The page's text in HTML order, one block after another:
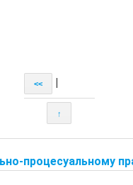
<<
↑
процесуальному